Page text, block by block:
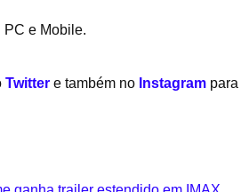
PC e Mobile.
Twitter e também no Instagram